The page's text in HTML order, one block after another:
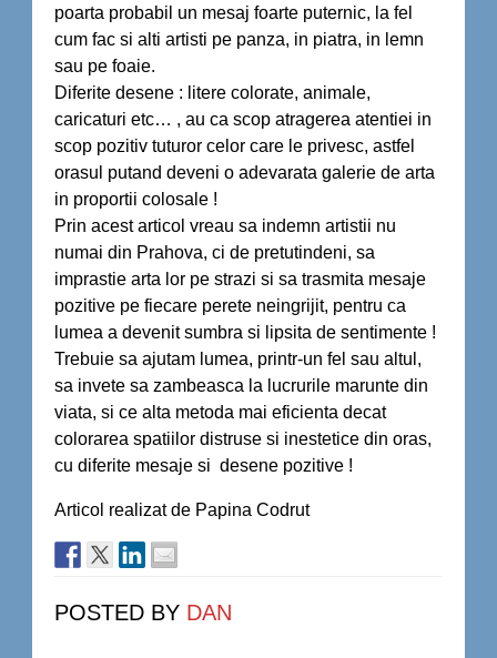
poarta probabil un mesaj foarte puternic, la fel
cum fac si alti artisti pe panza, in piatra, in lemn
sau pe foaie.
Diferite desene : litere colorate, animale,
caricaturi etc… , au ca scop atragerea atentiei in
scop pozitiv tuturor celor care le privesc, astfel
orasul putand deveni o adevarata galerie de arta
in proportii colosale !
Prin acest articol vreau sa indemn artistii nu
numai din Prahova, ci de pretutindeni, sa
imprastie arta lor pe strazi si sa trasmita mesaje
pozitive pe fiecare perete neingrijit, pentru ca
lumea a devenit sumbra si lipsita de sentimente !
Trebuie sa ajutam lumea, printr-un fel sau altul,
sa invete sa zambeasca la lucrurile marunte din
viata, si ce alta metoda mai eficienta decat
colorarea spatiilor distruse si inestetice din oras,
cu diferite mesaje si desene pozitive !
Articol realizat de Papina Codrut
POSTED BY DAN